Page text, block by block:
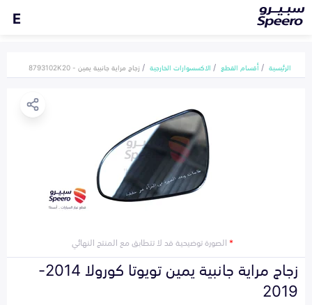
E
الرئيسية أقسام القطع الاكسسوارات الخارجية زجاج مراية جانبية يمين - 8793102K20
*الصورة توضيحية قد لا تتطابق مع المنتج النهائي
زجاج مراية جانبية يمين تويوتا كورولا 2014-
2019